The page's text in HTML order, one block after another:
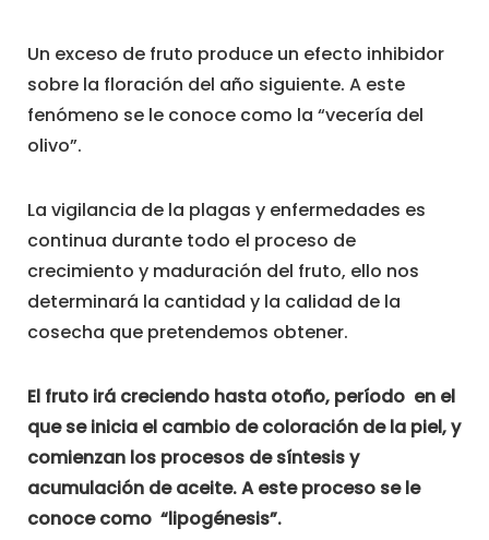
Un exceso de fruto produce un efecto inhibidor
sobre la floración del año siguiente. A este
fenómeno se le conoce como la “vecería del
olivo”.
La vigilancia de la plagas y enfermedades es
continua durante todo el proceso de
crecimiento y maduración del fruto, ello nos
determinará la cantidad y la calidad de la
cosecha que pretendemos obtener.
El fruto irá creciendo hasta otoño, período en el
que se inicia el cambio de coloración de la piel, y
comienzan los procesos de síntesis y
acumulación de aceite. A este proceso se le
conoce como “lipogénesis”.